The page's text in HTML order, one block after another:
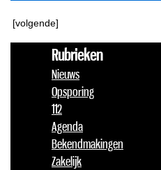
[volgende]
Rubrieken
Nieuws
Opsporing
112
Agenda
Bekendmakingen
Zakelijk